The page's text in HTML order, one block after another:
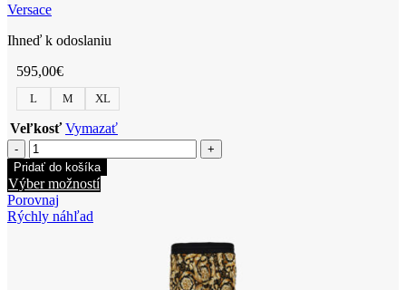
Versace
Ihneď k odoslaniu
595,00€
L M XL
Veľkosť Vymazať
množstvo
T-
Shirt
In
Compact
Cotton
Pridať do košíka
Výber možnostíTento
Porovnaj
Rýchly náhľad